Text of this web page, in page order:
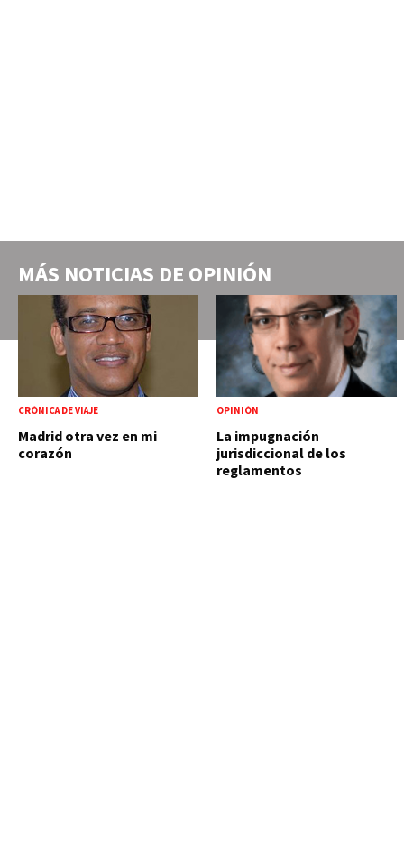
MÁS NOTICIAS DE OPINIÓN
CRÓNICA DE VIAJE
Madrid otra vez en mi
corazón
OPINIÓN
La impugnación
jurisdiccional de los
reglamentos